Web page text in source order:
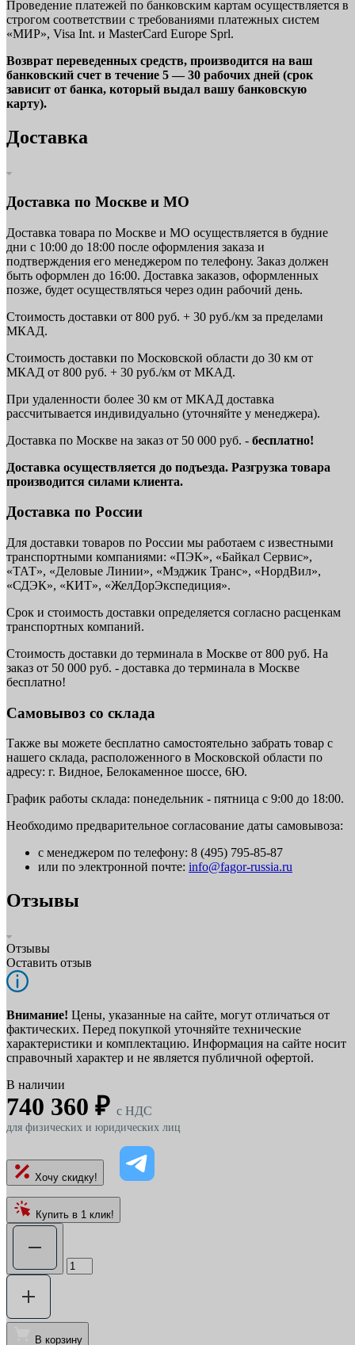
Проведение платежей по банковским картам осуществляется в
строгом соответствии с требованиями платежных систем
«МИР», Visa Int. и MasterCard Europe Sprl.
Возврат переведенных средств, производится на ваш
банковский счет в течение 5 — 30 рабочих дней (срок
зависит от банка, который выдал вашу банковскую
карту).
Доставка
Доставка по Москве и МО
Доставка товара по Москве и МО осуществляется в будние
дни с 10:00 до 18:00 после оформления заказа и
подтверждения его менеджером по телефону. Заказ должен
быть оформлен до 16:00. Доставка заказов, оформленных
позже, будет осуществляться через один рабочий день.
Стоимость доставки от 800 руб. + 30 руб./км за пределами
МКАД.
Стоимость доставки по Московской области до 30 км от
МКАД от 800 руб. + 30 руб./км от МКАД.
При удаленности более 30 км от МКАД доставка
рассчитывается индивидуально (уточняйте у менеджера).
Доставка по Москве на заказ от 50 000 руб. - бесплатно!
Доставка осуществляется до подъезда. Разгрузка товара
производится силами клиента.
Доставка по России
Для доставки товаров по России мы работаем с известными
транспортными компаниями: «ПЭК», «Байкал Сервис»,
«ТАТ», «Деловые Линии», «Мэджик Транс», «НордВил»,
«СДЭК», «КИТ», «ЖелДорЭкспедиция».
Срок и стоимость доставки определяется согласно расценкам
транспортных компаний.
Стоимость доставки до терминала в Москве от 800 руб. На
заказ от 50 000 руб. - доставка до терминала в Москве
бесплатно!
Самовывоз со склада
Также вы можете бесплатно самостоятельно забрать товар с
нашего склада, расположенного в Московской области по
адресу: г. Видное, Белокаменное шоссе, 6Ю.
График работы склада: понедельник - пятница с 9:00 до 18:00.
Необходимо предварительное согласование даты самовывоза:
с менеджером по телефону: 8 (495) 795-85-87
или по электронной почте: info@fagor-russia.ru
Отзывы
Отзывы
Оставить отзыв
Внимание! Цены, указанные на сайте, могут отличаться от
фактических. Перед покупкой уточняйте технические
характеристики и комплектацию. Информация на сайте носит
справочный характер и не является публичной офертой.
В наличии
740 360 ₽ c НДС
для физических и юридических лиц
Хочу скидку!
Купить в 1 клик!
В корзину